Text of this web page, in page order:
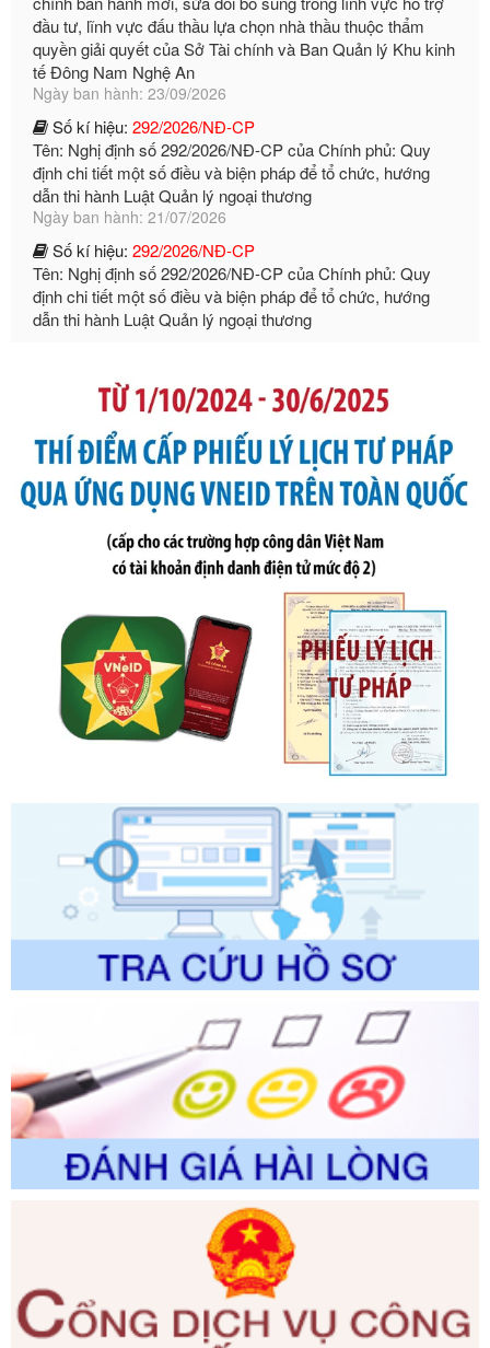
tế Đông Nam Nghệ An
Ngày ban hành: 23/09/2026
Số kí hiệu: 292/2026/NĐ-CP
Tên: Nghị định số 292/2026/NĐ-CP của Chính phủ: Quy
định chi tiết một số điều và biện pháp để tổ chức, hướng
dẫn thi hành Luật Quản lý ngoại thương
Ngày ban hành: 21/07/2026
Số kí hiệu:292/2026/NĐ-CP
Tên: Nghị định số 292/2026/NĐ-CP của Chính phủ: Quy
định chi tiết một số điều và biện pháp để tổ chức, hướng
dẫn thi hành Luật Quản lý ngoại thương
Ngày ban hành: 21/07/2026
Số kí hiệu:105/2026/TT-BTC
2019 của Bộ trưởng Bộ Tài chính hướng dẫn thực hiện xử
phạt vi phạm hành chính trong lĩnh vực kho bạc nhà nước
Ngày ban hành: 21/07/2026
Số kí hiệu:291/2026/NĐ-CP
Tên: Nghị định số 291/2026/NĐ-CP của Chính phủ: Sửa
đổi, bổ sung một số điều của Nghị định số 125/2020/NĐ-СР
ngày 19 tháng 10 năm 2020 của Chính phủ quy định xử
phạt vi phạm hành chính về thuế, hóa đơn được sửa đổi, bổ
sung bởi Nghị định số 102/2021/NĐ-CP
Số kí hiệu:2303/QĐ-UBND
Tên: Quyết định công bố Danh mục thủ tục hành chính mới
ban hành, được sửa đổi, bổ sung, bị bãi bỏ và phê duyệt
Quy trình nội bộ, quy trình điện tử giải quyết thủ tục hành
chính trong một số lĩnh vực thuộc phạm vi chức năng quản
lý của Sở Văn hóa, Thể tha
Số kí hiệu:2304/QĐ-UBND
Tên: Quyết định công bố Danh mục thủ tục hành chính
được sửa đổi, bổ sung và phê duyệt Quy trình nội bộ, quy
trình điện tử giải quyết thủ tục hành chính trong lĩnh vực Du
lịch thuộc phạm vi chức năng quản lý của Sở Văn hóa, Thể
thao và Du lịch
Ngày ban hành: 01/06/2026
Số kí hiệu:2310/QĐ-UBND
Tên: Về việc công bố Danh mục thủ tục hành chính sửa
đổi, bổ sung và phê duyệt Quy trình nội bộ, quy trình điện tử
trong giải quyết thủtục hành chính lĩnh vực biến đổi khí hậu
thuộc phạm vi giải quyết của Sở Nông nghiệp và Môi
trường
Ngày ban hành: 01/06/2026
Số kí hiệu:2300/QĐ-UBND
Tên: V/v công bố danh mục thủ tục hành chính được sửa
đổi, bổ sung và phê duyệt quy trình nội bộ, quy trình điện tử
giải quyết thủ tục hành chính trong lĩnh vực Luật sư thuộc
phạm vi chức năng quản lý của Sở Tư pháp
Ngày ban hành: 01/06/2026
Số kí hiệu:
351/2025/NĐ-CP
Tên: Nghị định số 351/2025/NĐ-CP của Chính phủ: Quy